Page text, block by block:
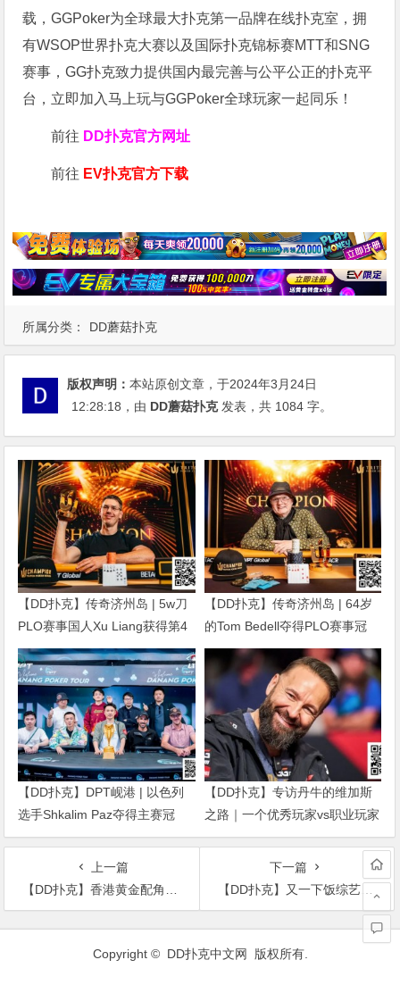
所属分类： DD蘑菇扑克
载，GGPoker为全球最大扑克第一品牌在线扑克室，拥
有WSOP世界扑克大赛以及国际扑克锦标赛MTT和SNG
赛事，GG扑克致力提供国内最完善与公平公正的扑克平
台，立即加入马上玩与GGPoker全球玩家一起同乐！
前往 DD扑克官方网址
前往 EV扑克官方下载
版权声明：本站原创文章，于2024年3月24日
12:28:18 ，由 DD蘑菇扑克发表，共 1084 字。
【DD扑克】传奇济州岛 | 5w刀
PLO赛事国人Xu Liang获得第4
名，匈牙利Gergo Nagy夺冠
【DD扑克】传奇济州岛 | 64岁
的Tom Bedell夺得PLO赛事冠
军，国人Shi Ning Dan获亚军
【DD扑克】DPT岘港 | 以色列
选手Shkalim Paz夺得主赛冠
军，“小火炉” 卢梓杰斩获季军
【DD扑克】专访丹牛的维加斯
之路｜一个优秀玩家vs职业玩家
的「最大差距」是什么？
上一篇
【DD扑克】香港黄金配角谢天华，曾在《古惑仔》当中有过精彩的演绎
下一篇
【DD扑克】又一下饭综艺来袭《未知的餐桌》，王子异充当满分助攻
文
Copyright © DD扑克中文网 版权所有.